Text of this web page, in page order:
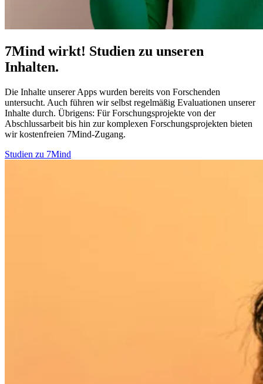
7Mind wirkt! Studien zu unseren
Inhalten.
Die Inhalte unserer Apps wurden bereits von Forschenden
untersucht. Auch führen wir selbst regelmäßig Evaluationen unserer
Inhalte durch. Übrigens: Für Forschungsprojekte von der
Abschlussarbeit bis hin zur komplexen Forschungsprojekten bieten
wir kostenfreien 7Mind-Zugang.
Studien zu 7Mind